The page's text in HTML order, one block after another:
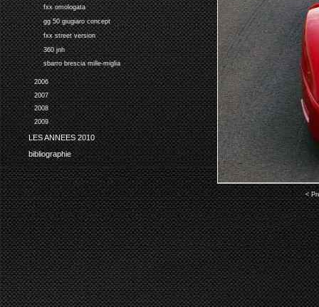
fxx omologata
gg 50 giugiaro concept
fxx street version
360 jnh
sbarro brescia mille-miglia
2006
2007
2008
2009
LES ANNEES 2010
bibliographie
<